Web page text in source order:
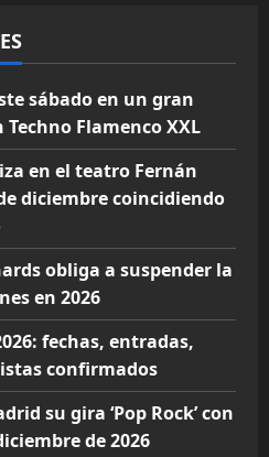
sábado en un gran
Flamenco XXL
en el teatro Fernán
diciembre coincidiendo
obliga a suspender la
en 2026
fechas, entradas,
confirmados
su gira ‘Pop Rock’ con
de 2026